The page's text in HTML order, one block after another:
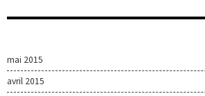
mai 2015
avril 2015